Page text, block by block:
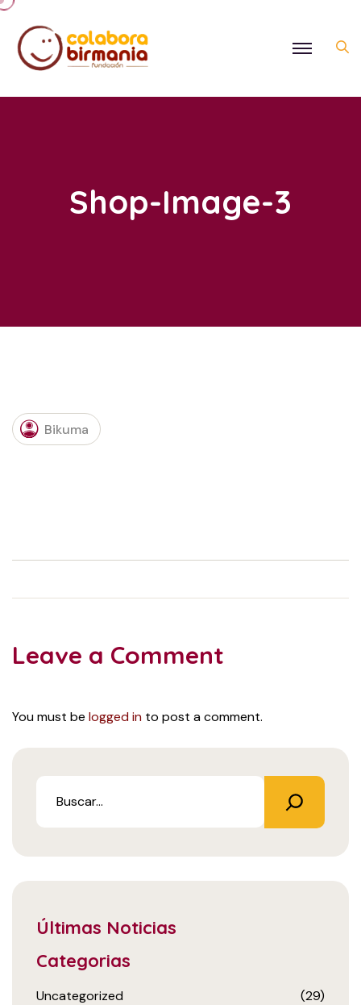
Shop-Image-3
Bikuma
Leave a Comment
You must be logged in to post a comment.
Últimas Noticias
Categorias
Uncategorized (29)